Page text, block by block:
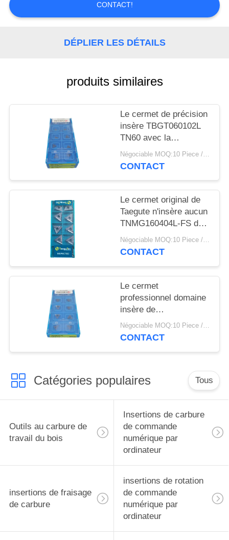
DEMANDEZ
DU
POLITIQUE
CONFIDENTIALITÉ
CONTACT!
DÉPLIER LES DÉTAILS
produits similaires
Le cermet de précision
insère TBGT060102L
TN60 avec la
résistance à l'usure
forte
Négociable MOQ:10 Piece / Pieces
CONTACT
Le cermet original de
Taegute n'insère aucun
TNMG160404L-FS de
revêtement CT3000
Négociable MOQ:10 Piece / Pieces
CONTACT
Le cermet
professionnel domaine
insère de
TPGH080204L TN6020
d'OIN et de norme
Négociable MOQ:10 Piece / Pieces
CONTACT
Catégories populaires Tous
Outils au carbure de
travail du bois
Insertions de carbure
de commande
numérique par
ordinateur
insertions de fraisage
de carbure
insertions de rotation
de commande
numérique par
ordinateur